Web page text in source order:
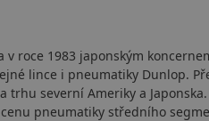
v roce 1983 japonským
lince i pneumatiky Dunlop.
trhu severní Ameriky a
pneumatiky středního